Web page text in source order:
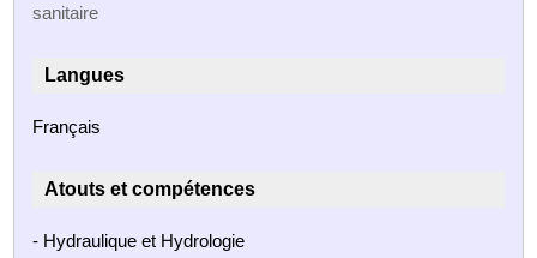
sanitaire
Langues
Français
Atouts et compétences
- Hydraulique et Hydrologie